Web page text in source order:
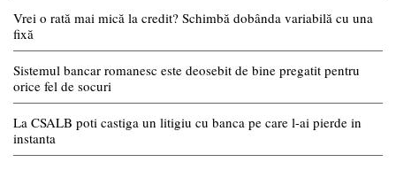
Vrei o rată mai mică la credit? Schimbă dobânda variabilă cu una
fixă
Sistemul bancar romanesc este deosebit de bine pregatit pentru
orice fel de socuri
La CSALB poti castiga un litigiu cu banca pe care l-ai pierde in
instanta